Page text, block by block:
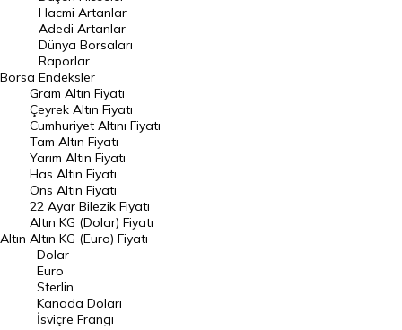
Hacmi Artanlar
Geçmiş Kapanışlar
Dünya Borsaları
Raporlar
Endeksler
DÖVİZ
Döviz Kuru
Dolar Kuru
Euro Kuru
Pound Kuru
Frank Kuru
Borsa
Hacmi Artanlar
Adedi Artanlar
Dünya Borsaları
Raporlar
Endeksler
Altın
Gram Altın Fiyatı
Çeyrek Altın Fiyatı
Cumhuriyet Altını Fiyatı
Tam Altın Fiyatı
Yarım Altın Fiyatı
Has Altın Fiyatı
Ons Altın Fiyatı
22 Ayar Bilezik Fiyatı
Altın KG (Dolar) Fiyatı
Altın KG (Euro) Fiyatı
Dolar
Euro
Sterlin
Kanada Doları
İsviçre Frangı